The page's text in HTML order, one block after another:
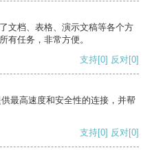
文档、表格、演示文稿等各个方
有任务，非常方便。
支持[0] 反对[0]
最高速度和安全性的连接，并帮
支持[0] 反对[0]